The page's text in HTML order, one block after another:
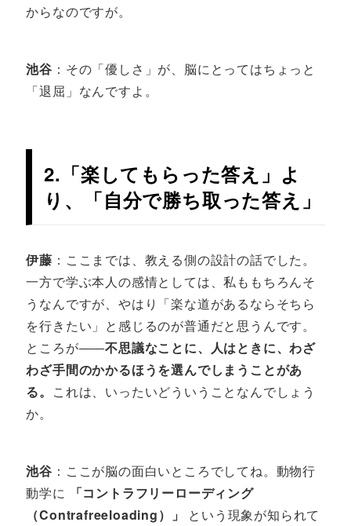
からなのですが。
池谷 ：その「優しさ」が、脳にとってはちょっと
「退屈」なんですよ。
2.「楽してもらった答え」よ
り、「自分で勝ち取った答え」
伊藤 ：ここまでは、教える側の設計の話でした。
一方で学ぶ本人の感情としては、私ももちろんそ
うなんですが、やはり「楽な道があるならそちら
を行きたい」と感じるのが普通だと思うんです。
ところが――不思議なことに、人はときに、わざ
わざ手間のかかるほうを選んでしまうことがあ
る。 これは、いったいどういうことなんでしょう
か。
池谷 ：ここが脳の面白いところでしてね。動物行
動学に
「コントラフリーローディング
（Contrafreeloading）」
という現象が知られて